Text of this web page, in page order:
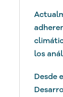
los
Desde